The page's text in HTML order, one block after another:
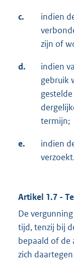
c.
indien
zijn of
d.
indien
gebruik
termijn;
e.
indien
Artikel 1.7 -
De
tijd, tenzij bij
bepaald of de
zich